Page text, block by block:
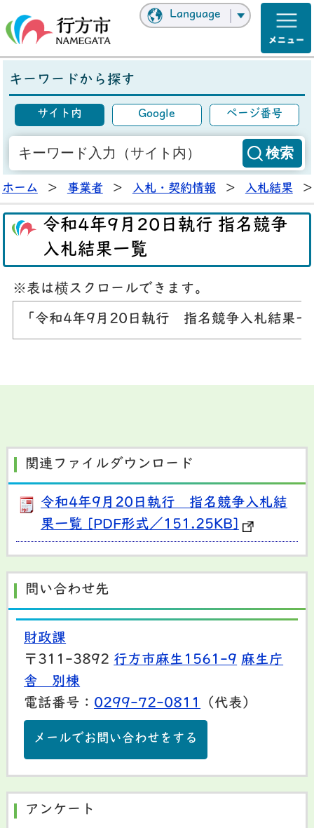
Language
キーワードから探す
サイト内 Google ページ番号
ホーム > 事業者 > 入札・契約情報 > 入札結果 >
令和4年9月20日執行 指名競争
入札結果一覧
※表は横スクロールできます。
「令和4年9月20日執行 指名競争入札結果一
関連ファイルダウンロード
令和4年9月20日執行 指名競争入札結
果一覧 [PDF形式／151.25KB]
問い合わせ先
財政課
〒311-3892 行方市麻生1561-9 麻生庁
舎 別棟
電話番号： 0299-72-0811 （代表）
メールでお問い合わせをする
アンケート